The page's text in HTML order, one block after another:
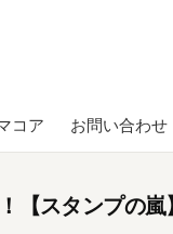
コア お問い合わせ
【スタンプの嵐】